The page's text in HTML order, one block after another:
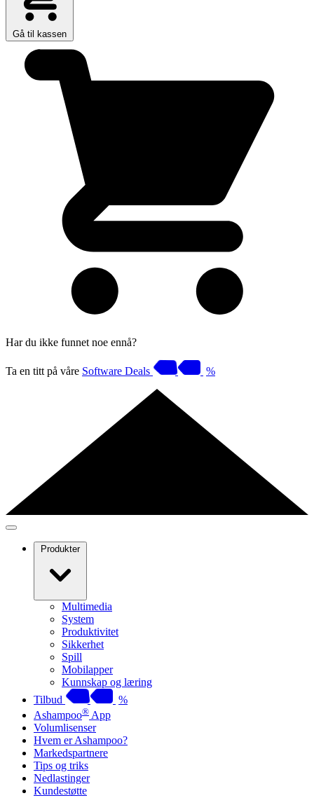
Gå til kassen
Har du ikke funnet noe ennå?
Ta en titt på våre Software Deals %
Produkter
Multimedia
System
Produktivitet
Sikkerhet
Spill
Mobilapper
Kunnskap og læring
Tilbud
%
Ashampoo® App
Volumlisenser
Hvem er Ashampoo?
Markedspartnere
Tips og triks
Nedlastinger
Kundestøtte